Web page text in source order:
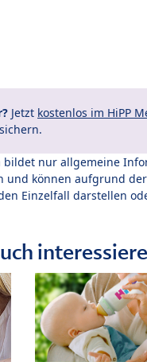
Jetzt kostenlos im HiPP
sichern.
bildet nur allgemeine
können aufgrund
Einzelfall darstellen